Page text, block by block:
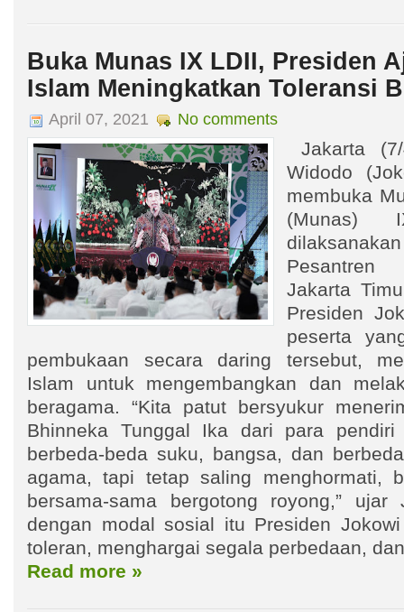
Buka Munas IX LDII, Presiden
Islam Meningkatkan Toleransi
April 07, 2021 No comments
Jakarta
Widodo
membuka
(Munas)
Pesantren
Jakarta
Presiden
peserta
pembukaan secara daring tersebut,
Islam untuk mengembangkan dan
beragama. “Kita patut bersyukur
Bhinneka Tunggal Ika dari para pendiri
berbeda-beda suku, bangsa, dan
agama, tapi tetap saling menghormati,
bersama-sama bergotong royong,” ujar
dengan modal sosial itu Presiden
toleran, menghargai segala perbedaan,
Read more »